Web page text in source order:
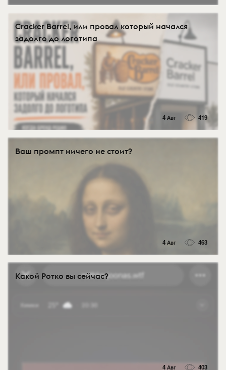
Cracker Barrel, или провал который начался
задолго до логотипа
4 Авг 419
Ваш промпт ничего не стоит?
4 Авг 463
Какой Ротко вы сейчас?
4 Авг 403